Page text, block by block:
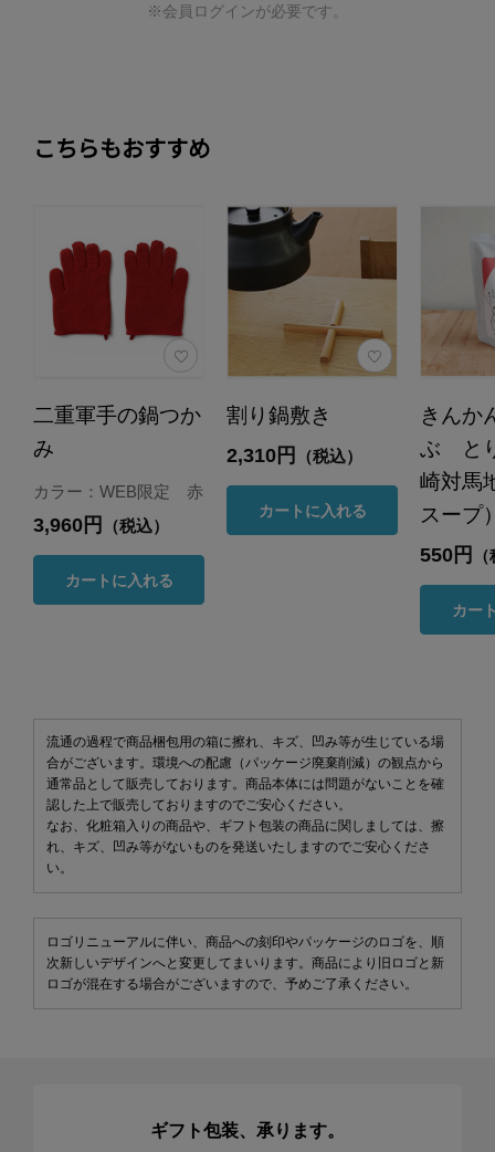
※会員ログインが必要です。
こちらもおすすめ
二重軍手の鍋つか
み
カラー：WEB限定 赤
3,960円 （税込）
カートに入れる
割り鍋敷き
2,310円 （税込）
カートに入れる
きんか
ぶ と
崎対馬
スー
550円
カー
流通の過程で商品梱包用の箱に擦れ、キズ、凹み等が生じている場
合がございます。環境への配慮（パッケージ廃棄削減）の観点から
通常品として販売しております。商品本体には問題がないことを確
認した上で販売しておりますのでご安心ください。
なお、化粧箱入りの商品や、ギフト包装の商品に関しましては、擦
れ、キズ、凹み等がないものを発送いたしますのでご安心くださ
い。
ロゴリニューアルに伴い、商品への刻印やパッケージのロゴを、順
次新しいデザインへと変更してまいります。商品により旧ロゴと新
ロゴが混在する場合がございますので、予めご了承ください。
ギフト包装、承ります。